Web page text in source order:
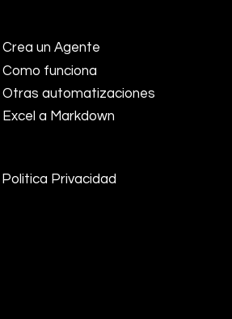
Crea un Agente
Como funciona
Otras automatizaciones
Excel a Markdown
Politica Privacidad